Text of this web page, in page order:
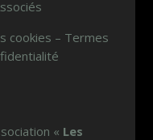
cookies – Termes
« Les